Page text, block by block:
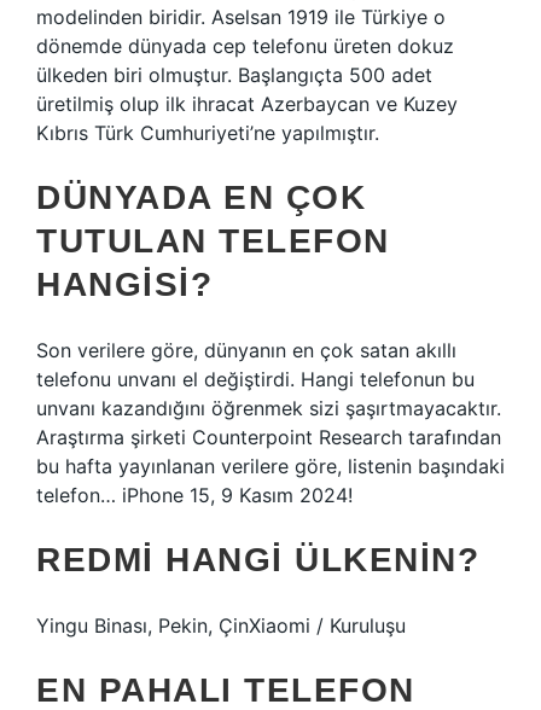
modelinden biridir. Aselsan 1919 ile Türkiye o
dönemde dünyada cep telefonu üreten dokuz
ülkeden biri olmuştur. Başlangıçta 500 adet
üretilmiş olup ilk ihracat Azerbaycan ve Kuzey
Kıbrıs Türk Cumhuriyeti’ne yapılmıştır.
DÜNYADA EN ÇOK
TUTULAN TELEFON
HANGISI?
Son verilere göre, dünyanın en çok satan akıllı
telefonu unvanı el değiştirdi. Hangi telefonun bu
unvanı kazandığını öğrenmek sizi şaşırtmayacaktır.
Araştırma şirketi Counterpoint Research tarafından
bu hafta yayınlanan verilere göre, listenin başındaki
telefon… iPhone 15, 9 Kasım 2024!
REDMI HANGI ÜLKENIN?
Yingu Binası, Pekin, ÇinXiaomi / Kuruluşu
EN PAHALI TELEFON